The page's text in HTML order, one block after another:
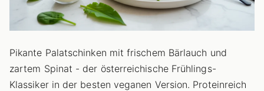
Pikante Palatschinken mit frischem Bärlauch und
zartem Spinat - der österreichische Frühlings-
Klassiker in der besten veganen Version. Proteinreich